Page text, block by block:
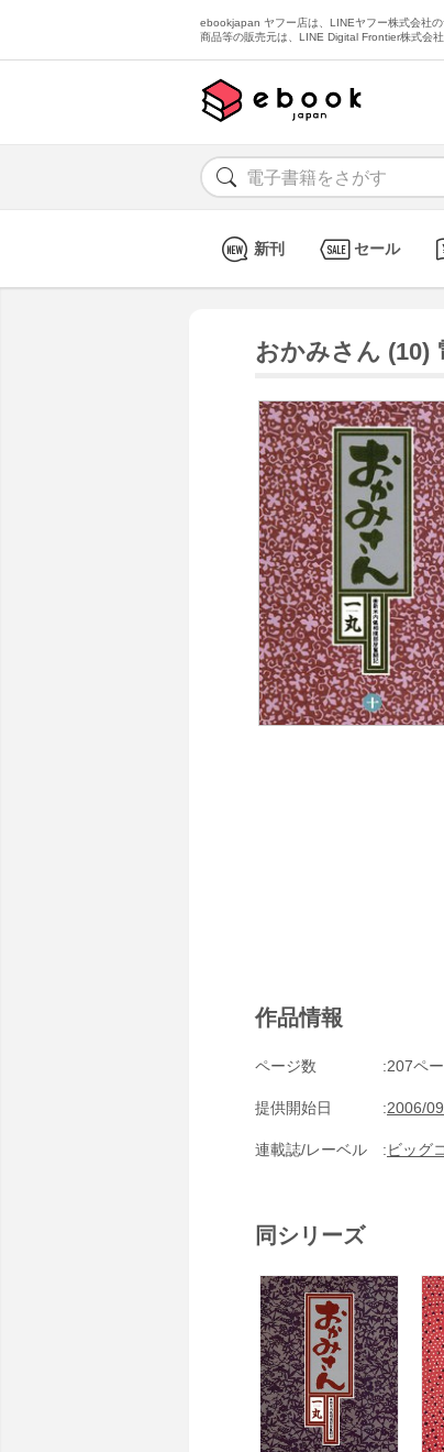
ebookjapan ヤフー店は、LINEヤフー株式会社
商品等の販売元は、LINE Digital Frontier株式会社
新刊 セール
おかみさん (10)
作品情報
ページ数 207ペ
提供開始日 2006/
連載誌/レーベル ビッグ
同シリーズ